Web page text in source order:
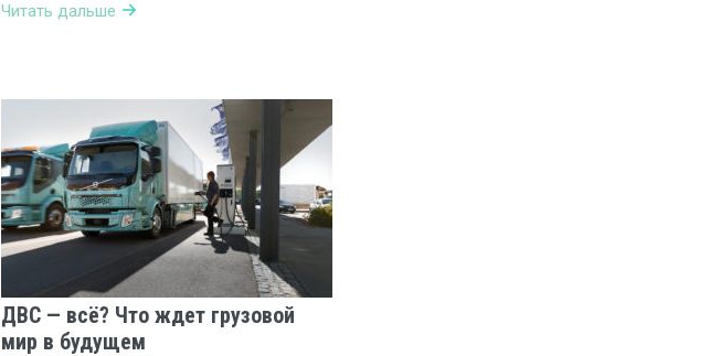
Читать дальше
ДВС — всё? Что ждет грузовой
мир в будущем